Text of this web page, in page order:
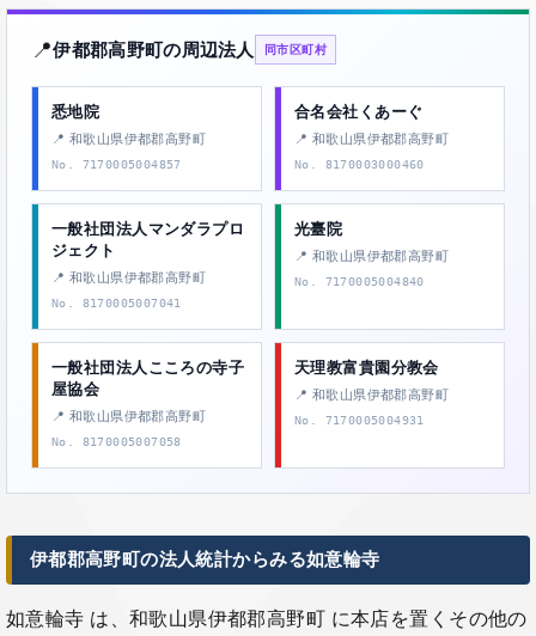
📍伊都郡高野町の周辺法人 同市区町村
悉地院
📍 和歌山県伊都郡高野町
No. 7170005004857
合名会社くあーぐ
📍 和歌山県伊都郡高野町
No. 8170003000460
一般社団法人マンダラプロ
ジェクト
📍 和歌山県伊都郡高野町
No. 8170005007041
光臺院
📍 和歌山県伊都郡高野町
No. 7170005004840
一般社団法人こころの寺子
屋協会
📍 和歌山県伊都郡高野町
No. 8170005007058
天理教富貴園分教会
📍 和歌山県伊都郡高野町
No. 7170005004931
伊都郡高野町の法人統計からみる如意輪寺
如意輪寺 は、和歌山県伊都郡高野町 に本店を置くその他の